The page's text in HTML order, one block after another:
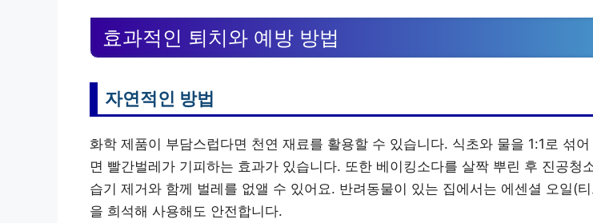
효과적인 퇴치와 예방 방법
자연적인 방법
화학 제품이 부담스럽다면 천연 재료를 활용할 수 있습니다. 식초와 물을 1:1로 섞
면 빨간벌레가 기피하는 효과가 있습니다. 또한 베이킹소다를 살짝 뿌린 후 진공청
습기 제거와 함께 벌레를 없앨 수 있어요. 반려동물이 있는 집에서는 에센셜 오일(
을 희석해 사용해도 안전합니다.